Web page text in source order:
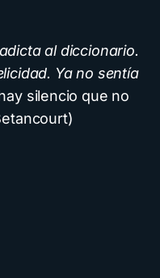
al diccionario.
Ya no sentía
silencio que no